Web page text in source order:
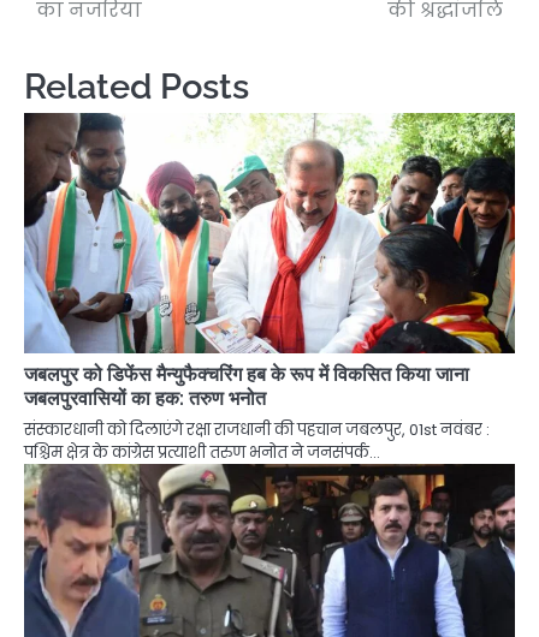
का नजरिया की श्रद्धांजलि
Related Posts
जबलपुर को डिफेंस मैन्युफैक्चरिंग हब के रूप में विकसित किया जाना
जबलपुरवासियों का हक: तरुण भनोत
संस्कारधानी को दिलाएंगे रक्षा राजधानी की पहचान जबलपुर, 01st नवंबर :
पश्चिम क्षेत्र के कांग्रेस प्रत्याशी तरुण भनोत ने जनसंपर्क…